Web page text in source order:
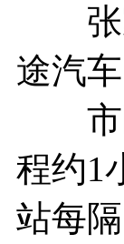
张家
途汽
市
程约1
站每